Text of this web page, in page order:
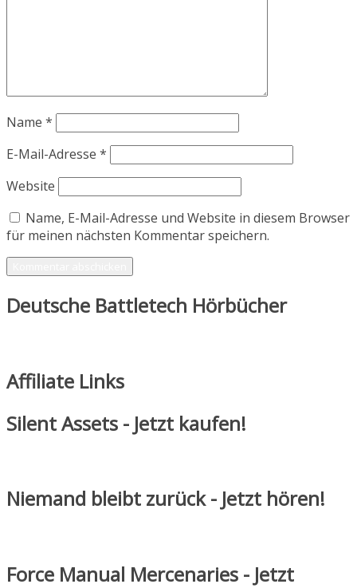
Name *
E-Mail-Adresse *
Website
Name, E-Mail-Adresse und Website in diesem Browser
für meinen nächsten Kommentar speichern.
Deutsche Battletech Hörbücher
Affiliate Links
Silent Assets - Jetzt kaufen!
Niemand bleibt zurück - Jetzt hören!
Force Manual Mercenaries - Jetzt